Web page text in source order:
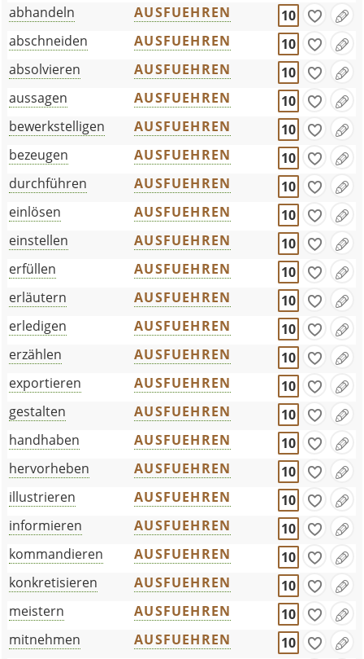
abhandeln AUSFUEHREN
10
abschneiden
AUSFUEHREN
10
absolvieren
AUSFUEHREN
10
aussagen
AUSFUEHREN
10
bewerkstelligen
AUSFUEHREN
10
bezeugen
AUSFUEHREN
10
durchführen
AUSFUEHREN
10
einlösen
AUSFUEHREN
10
einstellen
AUSFUEHREN
10
erfüllen
AUSFUEHREN
10
erläutern
AUSFUEHREN
10
erledigen
AUSFUEHREN
10
erzählen
AUSFUEHREN
10
exportieren
AUSFUEHREN
10
gestalten
AUSFUEHREN
10
handhaben
AUSFUEHREN
10
hervorheben
AUSFUEHREN
10
illustrieren
AUSFUEHREN
10
informieren
AUSFUEHREN
10
kommandieren
AUSFUEHREN
10
konkretisieren
AUSFUEHREN
10
meistern
AUSFUEHREN
10
mitnehmen
AUSFUEHREN 10